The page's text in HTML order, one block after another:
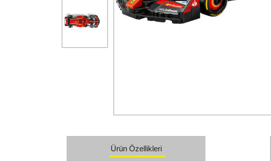
Ürün Özellikleri